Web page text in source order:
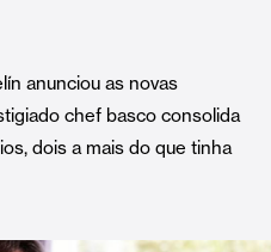
anunciou as novas
chef basco consolida
dois a mais do que tinha